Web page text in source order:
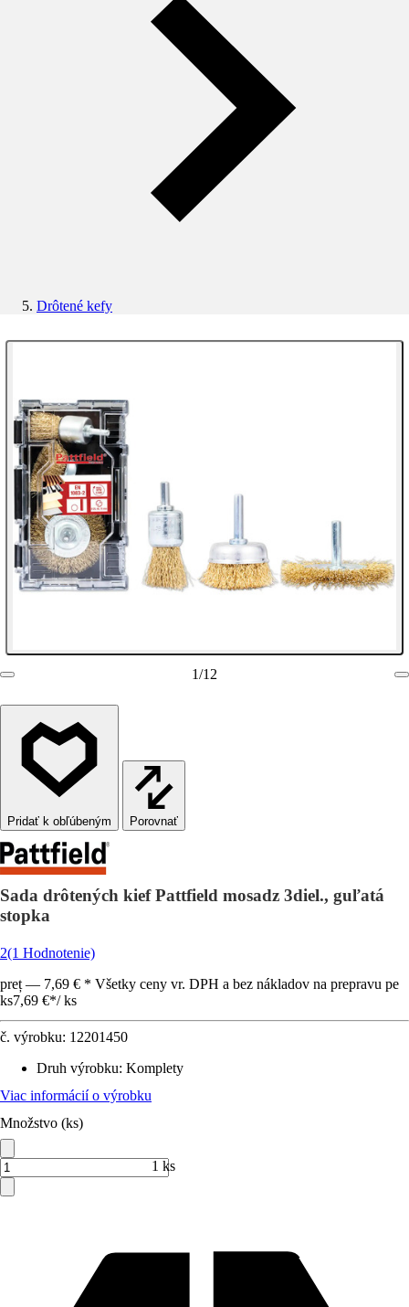
Drôtené kefy
1/12
Porovnať
Sada drôtených kief Pattfield mosadz 3diel., guľatá
stopka
2(1 Hodnotenie)
preț — 7,69 € * Všetky ceny vr. DPH a bez nákladov na prepravu pe
ks7,69 €*/ ks
č. výrobku: 12201450
Druh výrobku: Komplety
Viac informácií o výrobku
Množstvo (ks)
1 ks